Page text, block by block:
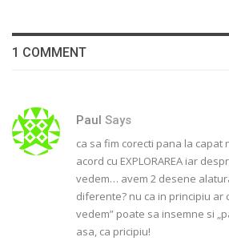
1 COMMENT
Paul Says
ca sa fim corecti pana la capat
acord cu EXPLORAREA iar
vedem… avem 2 desene
diferente? nu ca in principiu ar
vedem” poate sa insemne si
asa, ca pricipiu!